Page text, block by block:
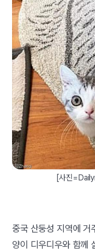
[사진
중국 산둥성 지역에
양이 디우디우와 함께